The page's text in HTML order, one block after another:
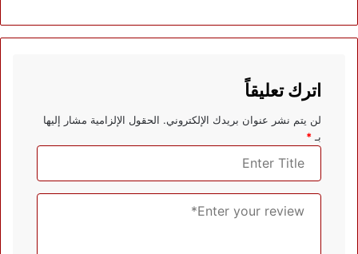
اترك تعليقاً
لن يتم نشر عنوان بريدك الإلكتروني. الحقول الإلزامية مشار إليها
بـ *